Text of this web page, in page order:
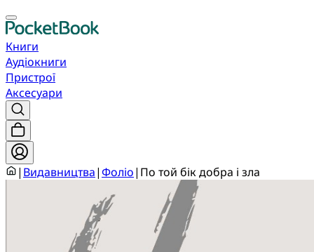
Книги
Аудіокниги
Пристрої
Аксесуари
| Видавництва|Фоліо| По той бік добра і зла